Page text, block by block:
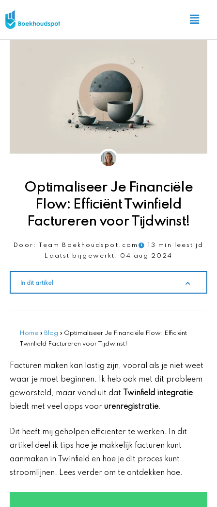
naar
de
Main
Menu
Optimaliseer Je Financiële
Flow: Efficiënt Twinfield
Factureren voor Tijdwinst!
Door: Team Boekhoudspot.com
13 min leestijd
Laatst bijgewerkt:
04 aug 2024
In dit artikel
Home » Blog » Optimaliseer Je Financiële Flow: Efficiënt
Twinfield Factureren voor Tijdwinst!
Facturen maken kan lastig zijn, vooral als je niet weet
waar je moet beginnen. Ik heb ook met dit probleem
geworsteld, maar vond uit dat
Twinfield integratie
biedt met veel apps voor urenregistratie.
Dit heeft mij geholpen efficiënter te werken. In dit
artikel deel ik tips hoe je makkelijk facturen kunt
aanmaken in Twinfield en hoe je dit proces kunt
stroomlijnen. Lees verder om te ontdekken hoe.